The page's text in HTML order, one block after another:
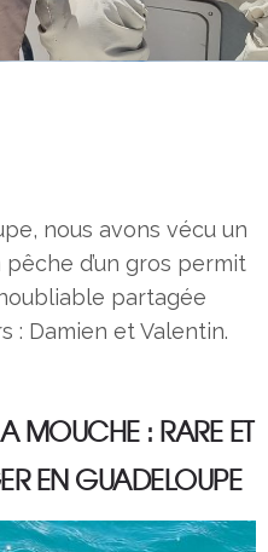
nous avons vécu un
d’un gros permit
partagée
: Damien et Valentin.
MOUCHE : RARE ET
EN GUADELOUPE